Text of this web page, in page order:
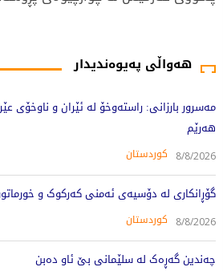
هەواڵی پەیوەندیدار
مەسرور بارزانی: راستەوخۆ لە ئێران و ناوخۆی
هەرێم
8/8/2026 کوردستان
گۆڕانکاری لە دۆسیەی ئەمنی کەرکوک و
8/8/2026 کوردستان
چەندین گەڕەک لە سلێمانی بێ ئاو دەبن